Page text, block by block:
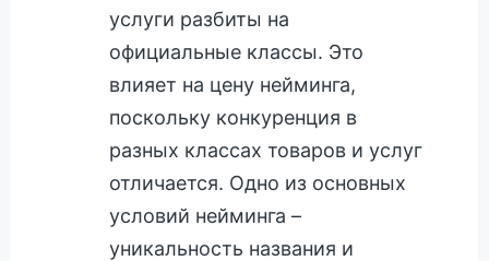
услуги разбиты на
официальные классы. Это
влияет на цену нейминга,
поскольку конкуренция в
разных классах товаров и услуг
отличается. Одно из основных
условий нейминга –
уникальность названия и